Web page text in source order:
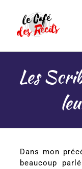
contenu
Les
Dans mon
beaucoup